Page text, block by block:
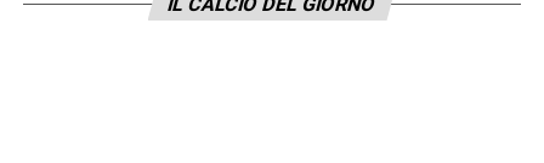
IL CALCIO DEL GIORNO